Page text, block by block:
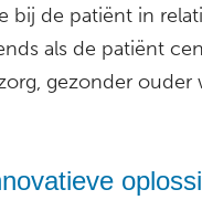
bij de patiënt in
als de patiënt
gezonder